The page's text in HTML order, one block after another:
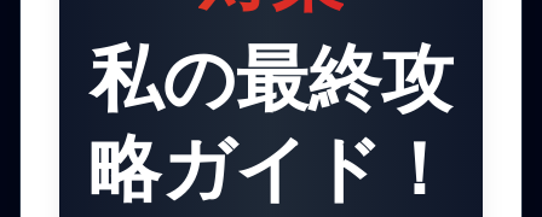
私の最終攻
略ガイド！